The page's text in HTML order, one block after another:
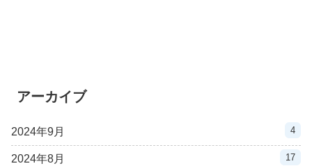
アーカイブ
2024年9月 4
2024年8月 17